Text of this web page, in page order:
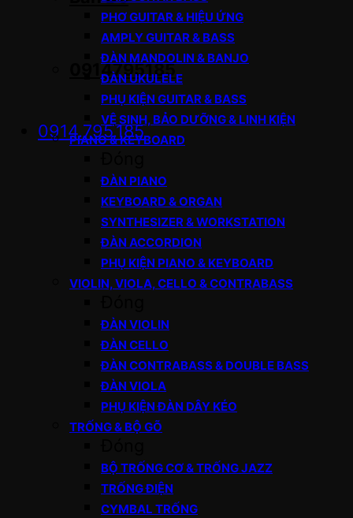
0914795185
0914.795.185
PHƠ GUITAR & HIỆU ỨNG
AMPLY GUITAR & BASS
ĐÀN MANDOLIN & BANJO
ĐÀN UKULELE
PHỤ KIỆN GUITAR & BASS
VỆ SINH, BẢO DƯỠNG & LINH KIỆN
PIANO & KEYBOARD
ĐÀN PIANO
KEYBOARD & ORGAN
SYNTHESIZER & WORKSTATION
ĐÀN ACCORDION
PHỤ KIỆN PIANO & KEYBOARD
VIOLIN, VIOLA, CELLO & CONTRABASS
ĐÀN VIOLIN
ĐÀN CELLO
ĐÀN CONTRABASS & DOUBLE BASS
ĐÀN VIOLA
PHỤ KIỆN ĐÀN DÂY KÉO
TRỐNG & BỘ GÕ
BỘ TRỐNG CƠ & TRỐNG JAZZ
TRỐNG ĐIỆN
CYMBAL TRỐNG